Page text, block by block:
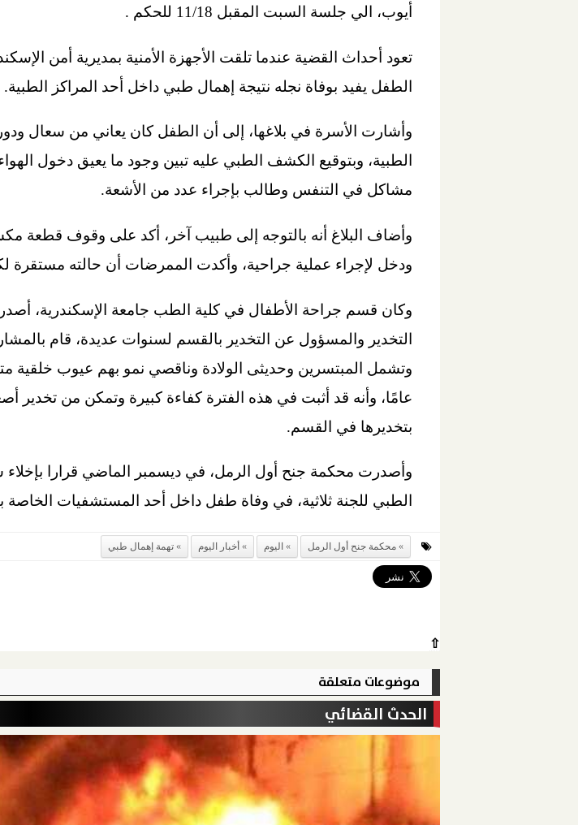
أيوب، الي جلسة السبت المقبل 11/18 للحكم .
تعود أحداث القضية عندما تلقت الأجهزة الأمنية بمديرية أمن
الطفل يفيد بوفاة نجله نتيجة إهمال طبي داخل أحد المراكز الطبية.
وأشارت الأسرة في بلاغها، إلى أن الطفل كان يعاني من سعال
الطبية، وبتوقيع الكشف الطبي عليه تبين وجود ما يعيق دخول
مشاكل في التنفس وطالب بإجراء عدد من الأشعة.
وأضاف البلاغ أنه بالتوجه إلى طبيب آخر، أكد على وقوف قطعة
ودخل لإجراء عملية جراحية، وأكدت الممرضات أن حالته مستقرة
وكان قسم جراحة الأطفال في كلية الطب جامعة الإسكندرية، أصدر
التخدير والمسؤول عن التخدير بالقسم لسنوات عديدة، قام
بتخديرها في القسم.
الطبي للجنة ثلاثية، في وفاة طفل داخل أحد المستشفيات الخاصة
محكمة جنح أول الرمل اليوم أخبار اليوم تهمة إهمال طبي
⇧
موضوعات متعلقة
الحدث القضائي